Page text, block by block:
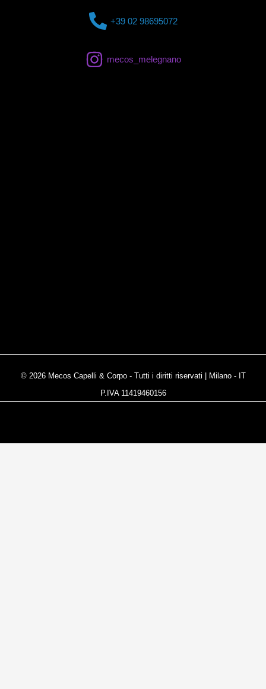
+39 02 98695072
mecos_melegnano
© 2026 Mecos Capelli & Corpo - Tutti i diritti riservati | Milano - IT
P.IVA 11419460156